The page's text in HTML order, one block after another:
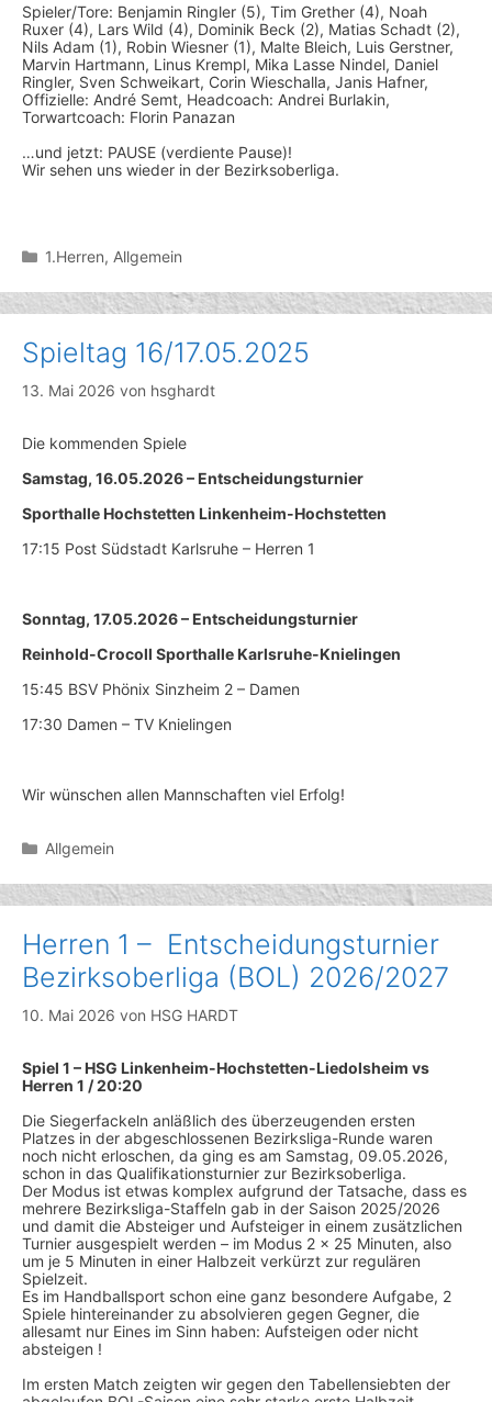
Spieler/Tore: Benjamin Ringler (5), Tim Grether (4), Noah
Ruxer (4), Lars Wild (4), Dominik Beck (2), Matias Schadt (2),
Nils Adam (1), Robin Wiesner (1), Malte Bleich, Luis Gerstner,
Marvin Hartmann, Linus Krempl, Mika Lasse Nindel, Daniel
Ringler, Sven Schweikart, Corin Wieschalla, Janis Hafner,
Offizielle: André Semt, Headcoach: Andrei Burlakin,
Torwartcoach: Florin Panazan
…und jetzt: PAUSE (verdiente Pause)!
Wir sehen uns wieder in der Bezirksoberliga.
Kategorien
1.Herren, Allgemein
Spieltag 16/17.05.2025
13. Mai 2026 von hsghardt
Die kommenden Spiele
Samstag, 16.05.2026 – Entscheidungsturnier
Sporthalle Hochstetten Linkenheim-Hochstetten
17:15 Post Südstadt Karlsruhe – Herren 1
Sonntag, 17.05.2026 – Entscheidungsturnier
Reinhold-Crocoll Sporthalle Karlsruhe-Knielingen
15:45 BSV Phönix Sinzheim 2 – Damen
17:30 Damen – TV Knielingen
Wir wünschen allen Mannschaften viel Erfolg!
Kategorien
Allgemein
Herren 1 – Entscheidungsturnier
Bezirksoberliga (BOL) 2026/2027
10. Mai 2026 von HSG HARDT
Spiel 1 – HSG Linkenheim-Hochstetten-Liedolsheim vs
Herren 1 / 20:20
Die Siegerfackeln anläßlich des überzeugenden ersten
Platzes in der abgeschlossenen Bezirksliga-Runde waren
noch nicht erloschen, da ging es am Samstag, 09.05.2026,
schon in das Qualifikationsturnier zur Bezirksoberliga.
Der Modus ist etwas komplex aufgrund der Tatsache, dass es
mehrere Bezirksliga-Staffeln gab in der Saison 2025/2026
und damit die Absteiger und Aufsteiger in einem zusätzlichen
Turnier ausgespielt werden – im Modus 2 x 25 Minuten, also
um je 5 Minuten in einer Halbzeit verkürzt zur regulären
Spielzeit.
Es im Handballsport schon eine ganz besondere Aufgabe, 2
Spiele hintereinander zu absolvieren gegen Gegner, die
allesamt nur Eines im Sinn haben: Aufsteigen oder nicht
absteigen !
Im ersten Match zeigten wir gegen den Tabellensiebten der